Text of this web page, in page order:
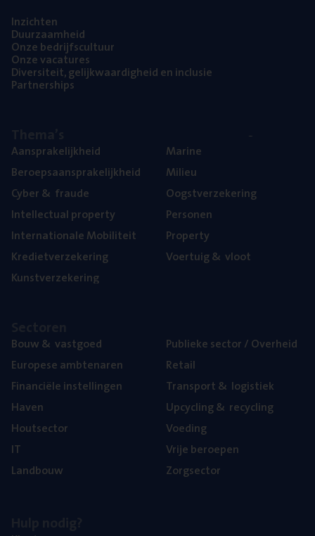
Inzich­ten
Duur­zaam­heid
Onze bedrijfs­cul­tuur
Onze vaca­tu­res
Diver­si­teit, gelijk­waar­dig­heid en inclusie
Part­ner­ships
Aan­spra­ke­lijk­heid
Beroeps­aan­spra­ke­lijk­heid
Cyber& fraude
Intel­lec­tu­al property
Inter­na­ti­o­na­le Mobiliteit
Kre­diet­ver­ze­ke­ring
Kunst­ver­ze­ke­ring
Mari­ne
Mili­eu
Oogst­ver­ze­ke­ring
Per­so­nen
Pro­per­ty
Voer­tuig& vloot
Bouw& vastgoed
Euro­pe­se ambtenaren
Finan­ci­ë­le instellingen
Haven
Hout­sec­tor
IT
Land­bouw
Publie­ke sec­tor / Overheid
Retail
Trans­port& logistiek
Upcy­cling& recycling
Voe­ding
Vrije beroe­pen
Zorg­sec­tor